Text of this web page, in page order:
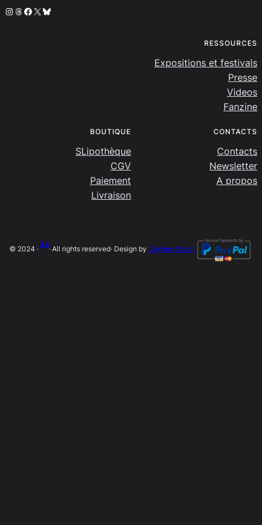
Instagram
Threads
Facebook
X Bluesky
RESSOURCES
Expositions et festivals
Presse
Videos
Fanzine
BOUTIQUE
SLipothèque
CGV
Paiement
Livraison
CONTACTS
Contacts
Newsletter
A propos
© 2024 ·
SLip
· All rights reserved· Design by Damien Salort